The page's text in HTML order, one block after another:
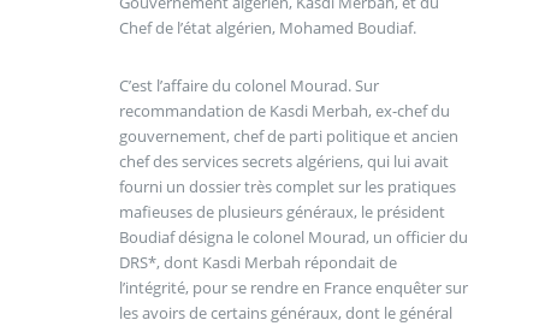
Chef de l’état algérien, Mohamed Boudiaf.
C’est l’affaire du colonel Mourad. Sur
recommandation de Kasdi Merbah, ex-chef du
gouvernement, chef de parti politique et ancien
chef des services secrets algériens, qui lui avait
fourni un dossier très complet sur les pratiques
mafieuses de plusieurs généraux, le président
Boudiaf désigna le colonel Mourad, un officier du
DRS*, dont Kasdi Merbah répondait de
l’intégrité, pour se rendre en France enquêter sur
les avoirs de certains généraux, dont le général